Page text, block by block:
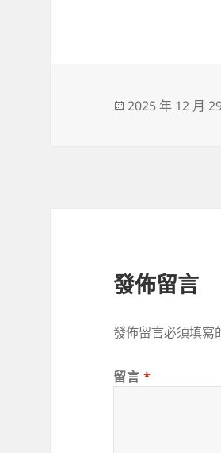
發
2025 年 12 月
發佈留言
發佈留言必須填寫
留言*